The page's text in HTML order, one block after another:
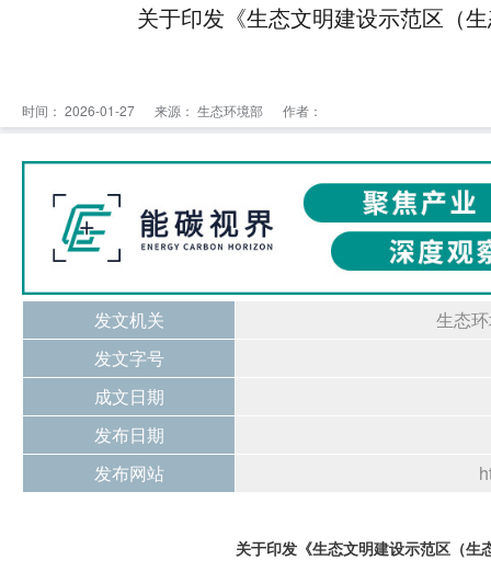
关于印发《生态文明建设示范区（
时间： 2026-01-27 来源： 生态环境部 作者：
发文机关
生态
发文字号
成文日期
发布日期
发布网站
关于印发《生态文明建设示范区（生